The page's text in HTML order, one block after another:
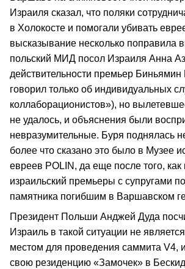
Израиля сказал, что поляки
в Холокосте и помогали убивать
высказывание несколько поправила
польский МИД посол Израиля Анна
действительности премьер Биньямин
говорил только об индивидуальных
коллаборационистов»), но
не удалось, и объяснения были
невразумительные. Буря поднялась
более что сказано это было в Музее
евреев POLIN, да еще после того, как
израильский премьеры с супругами
памятника погибшим в Варшавском
Президент Польши Анджей Дуда
Израиль в такой ситуации не
местом для проведения саммита V4,
свою резиденцию «Замочек» в